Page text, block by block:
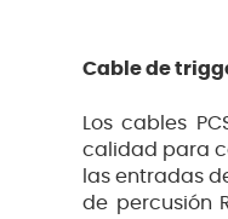
Cable de
Los cables
calidad para
las entradas
de percusión